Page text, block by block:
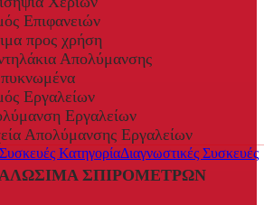
Επιφανειών
προς χρήση
Απολύμανσης
Εργαλείων
Εργαλείων
Απολύμανσης Εργαλείων
Διαγνωστικές Συσκευές
ΣΠΙΡΟΜΈΤΡΩΝ